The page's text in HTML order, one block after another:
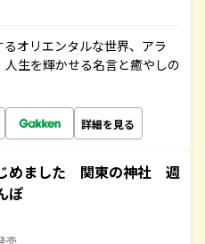
オリエンタルな世界、アラ
生を輝かせる名言と癒やしの
詳細を見る
めました 関東の神社 週
ぽ
売